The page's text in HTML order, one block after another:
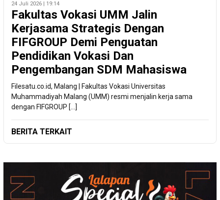
24 Juli 2026 | 19:14
Fakultas Vokasi UMM Jalin
Kerjasama Strategis Dengan
FIFGROUP Demi Penguatan
Pendidikan Vokasi Dan
Pengembangan SDM Mahasiswa
Filesatu.co.id, Malang | Fakultas Vokasi Universitas
Muhammadiyah Malang (UMM) resmi menjalin kerja sama
dengan FIFGROUP […]
BERITA TERKAIT